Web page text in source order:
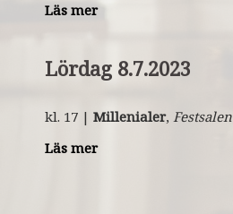
Läs mer
Lördag 8.7.2023
kl. 17 | Millenialer, Festsalen
Läs mer